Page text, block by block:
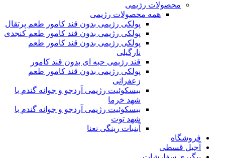
محصولات رژیمی
همه محصولات رژیمی
پولکی رژیمی بدون قند کامور طعم پرتقال
پولکی رژیمی بدون قند کامور طعم کنجدی
پولکی رژیمی بدون قند کامور طعم
نارگیلی
قند رژیمی حبه ای بدون قند کامور
پولکی رژیمی بدون قند کامور طعم
زعفرانی
بيسکوئيت رژیمی آردجو و جوانه گندم با
شهد خرما
بيسکوئيت رژیمی آردجو و جوانه گندم با
شهد توت
آبنبات رینگی نعنا
فروشگاه
آجیل قسطی